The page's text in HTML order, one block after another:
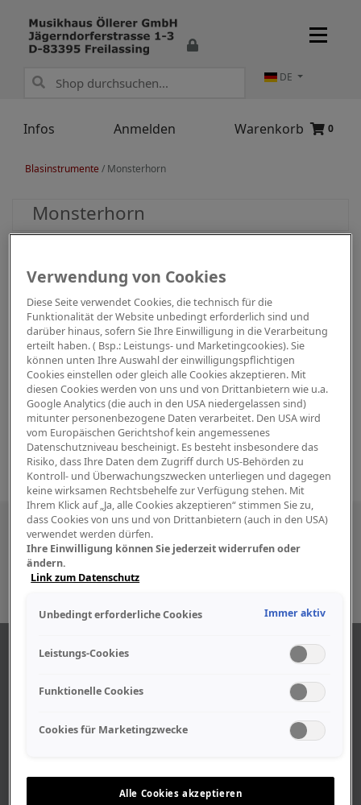
Infos Anmelden Warenkorb 0
DE
Blasinstrumente / Monsterhorn
Monsterhorn
Besuchen Sie uns auch in den sozialen
Medien
Geschäftszeiten
Stellenangebote
Verwendung von Cookies
Diese Seite verwendet Cookies, die technisch für die
Funktionalität der Website unbedingt erforderlich sind und
darüber hinaus, sofern Sie Ihre Einwilligung in die Verarbeitung
erteilt haben. ( Bsp.: Leistungs- und Marketingcookies). Sie
können unten Ihre Auswahl der einwilligungspflichtigen
Cookies einstellen oder gleich alle Cookies akzeptieren. Mit
diesen Cookies werden von uns und von Drittanbietern wie u.a.
Google Analytics (die auch in den USA niedergelassen sind)
mitunter personenbezogene Daten verarbeitet. Den USA wird
vom Europäischen Gerichtshof kein angemessenes
Datenschutzniveau bescheinigt. Es besteht insbesondere das
Risiko, dass Ihre Daten dem Zugriff durch US-Behörden zu
Kontroll- und Überwachungszwecken unterliegen und dagegen
keine wirksamen Rechtsbehelfe zur Verfügung stehen. Mit
Ihrem Klick auf „Ja, alle Cookies akzeptieren“ stimmen Sie zu,
dass Cookies von uns und von Drittanbietern (auch in den USA)
verwendet werden dürfen.
Ihre Einwilligung können Sie jederzeit widerrufen oder
ändern.
Link zum Datenschutz
Unbedingt erforderliche Cookies Immer aktiv
Leistungs-Cookies
Funktionelle Cookies
Cookies für Marketingzwecke
Alle Cookies akzeptieren